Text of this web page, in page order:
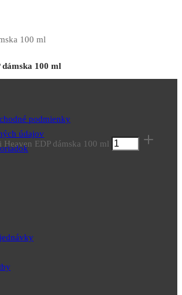
dámska 100 ml
Heaven EDP dámska 100 ml
podmienky
údajov